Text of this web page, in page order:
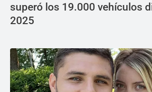
superó los 19.000 vehículos
2025